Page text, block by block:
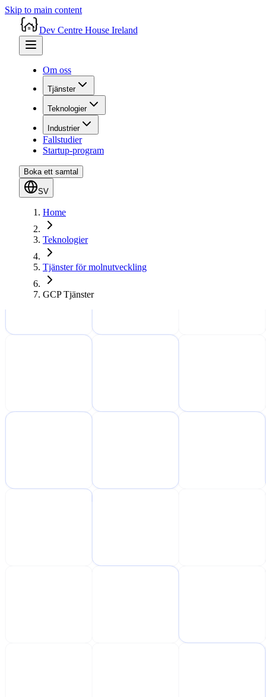
Skip to main content
Dev Centre House Ireland
Om oss
Tjänster
Teknologier
Industrier
Fallstudier
Startup-program
Boka ett samtal
SV
Home
Teknologier
Tjänster för molnutveckling
GCP Tjänster